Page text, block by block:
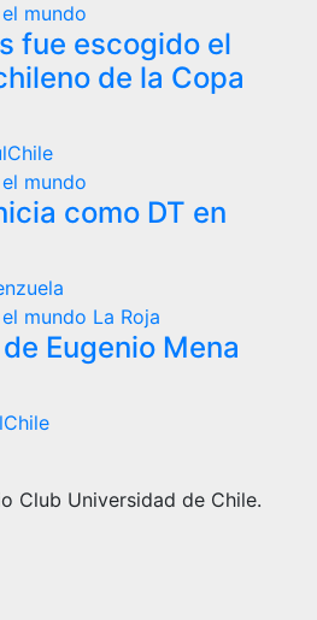
mundo
fue escogido el
de la Copa
mundo
como DT en
mundo La Roja
Eugenio Mena
Club Universidad de Chile.